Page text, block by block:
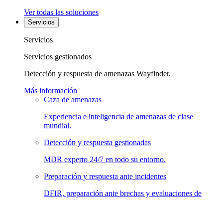
Ver todas las soluciones
Servicios
Servicios
Servicios gestionados
Detección y respuesta de amenazas Wayfinder.
Más información
Caza de amenazas
Experiencia e inteligencia de amenazas de clase
mundial.
Detección y respuesta gestionadas
MDR experto 24/7 en todo su entorno.
Preparación y respuesta ante incidentes
DFIR, preparación ante brechas y evaluaciones de